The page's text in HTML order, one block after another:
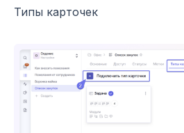
Типы карточек